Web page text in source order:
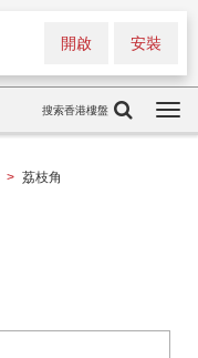
安裝
開啟
搜索香港樓盤
> 荔枝角